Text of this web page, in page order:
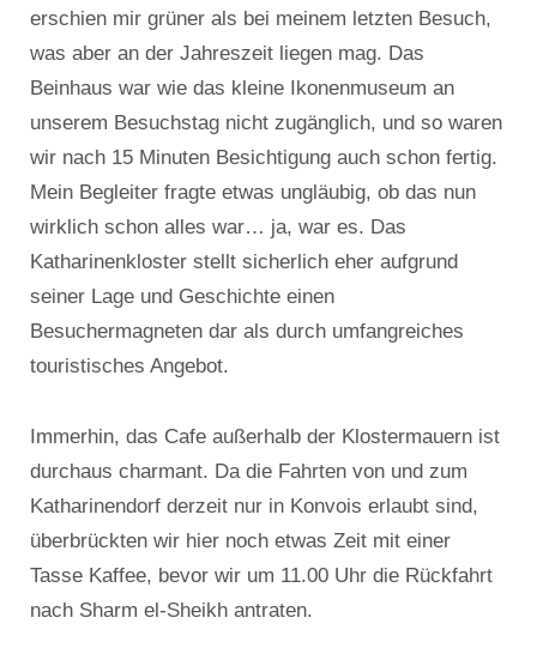
erschien mir grüner als bei meinem letzten Besuch,
was aber an der Jahreszeit liegen mag. Das
Beinhaus war wie das kleine Ikonenmuseum an
unserem Besuchstag nicht zugänglich, und so waren
wir nach 15 Minuten Besichtigung auch schon fertig.
Mein Begleiter fragte etwas ungläubig, ob das nun
wirklich schon alles war… ja, war es. Das
Katharinenkloster stellt sicherlich eher aufgrund
seiner Lage und Geschichte einen
Besuchermagneten dar als durch umfangreiches
touristisches Angebot.
Immerhin, das Cafe außerhalb der Klostermauern ist
durchaus charmant. Da die Fahrten von und zum
Katharinendorf derzeit nur in Konvois erlaubt sind,
überbrückten wir hier noch etwas Zeit mit einer
Tasse Kaffee, bevor wir um 11.00 Uhr die Rückfahrt
nach Sharm el-Sheikh antraten.